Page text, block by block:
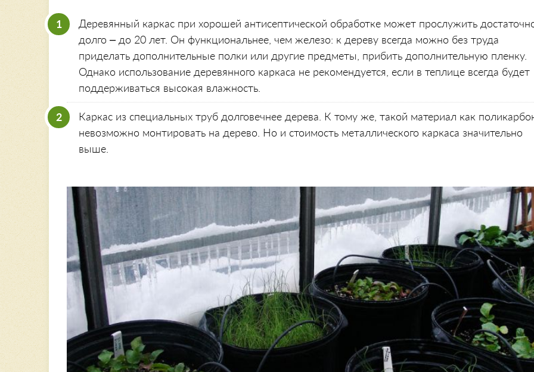
Деревянный каркас при хорошей антисептической обработке может прослужить
долго – до 20 лет. Он функциональнее, чем железо: к дереву всегда можно без труда
приделать дополнительные полки или другие предметы, прибить дополнительную пленку.
Однако использование деревянного каркаса не рекомендуется, если в теплице всегда будет
поддерживаться высокая влажность.
Каркас из специальных труб долговечнее дерева. К тому же, такой материал как
невозможно монтировать на дерево. Но и стоимость металлического каркаса значительно
выше.